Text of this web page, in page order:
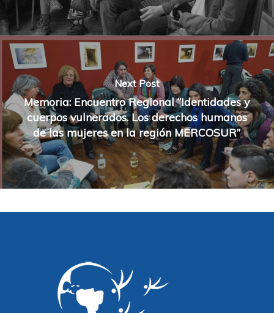
Next Post
Memoria: Encuentro Regional “Identidades y
cuerpos vulnerados. Los derechos humanos
de las mujeres en la región MERCOSUR”